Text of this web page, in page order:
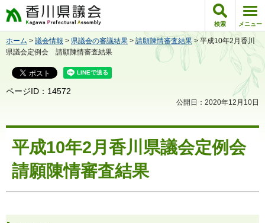
香川県議会 検索 メニュー
ホーム > 議会情報 > 県議会の審議結果 > 請願陳情審査結果 > 平成10年2月香川
県議会定例会 請願陳情審査結果
ページID：14572
公開日：2020年12月10日
平成10年2月香川県議会定例会
請願陳情審査結果